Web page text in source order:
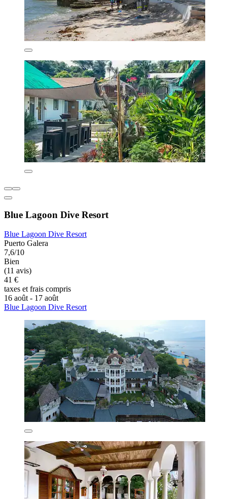
Blue Lagoon Dive Resort
Blue Lagoon Dive Resort
Puerto Galera
7,6/10
Bien
(11 avis)
41 €
taxes et frais compris
16 août - 17 août
Blue Lagoon Dive Resort